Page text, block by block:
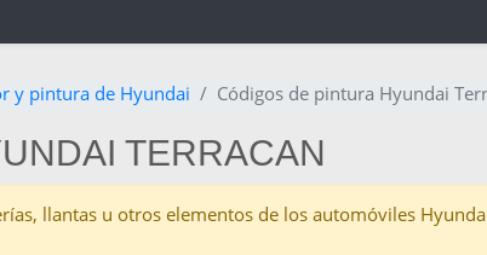
y pintura de Hyundai Códigos de pintura Hyundai
TERRACAN
llantas u otros elementos de los automóviles